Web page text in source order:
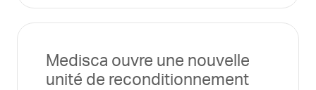
Medisca ouvre une nouvelle
unité de reconditionnement